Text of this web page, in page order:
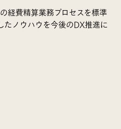
経費精算業務プロセスを標準
たノウハウを今後のDX推進に